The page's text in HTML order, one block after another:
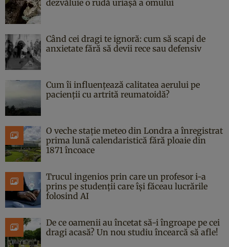
dezvăluie o rudă uriașă a omului
Când cei dragi te ignoră: cum să scapi de
anxietate fără să devii rece sau defensiv
Cum îi influențează calitatea aerului pe
pacienții cu artrită reumatoidă?
O veche stație meteo din Londra a înregistrat
prima lună calendaristică fără ploaie din
1871 încoace
Trucul ingenios prin care un profesor i-a
prins pe studenții care își făceau lucrările
folosind AI
De ce oamenii au încetat să-i îngroape pe cei
dragi acasă? Un nou studiu încearcă să afle!